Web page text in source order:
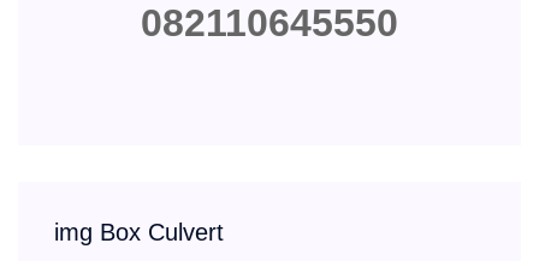
082110645550
img Box Culvert